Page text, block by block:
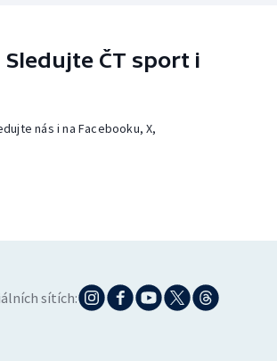
ČT sport i
nás i na Facebooku, X,
sítích: